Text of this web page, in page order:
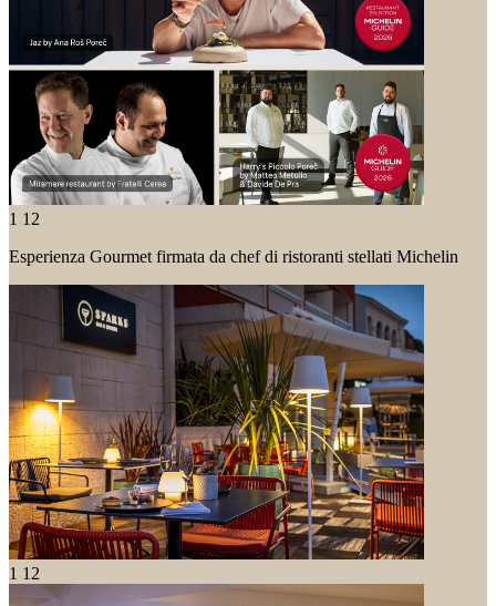
1 12
Esperienza Gourmet firmata da chef di ristoranti stellati Michelin
1 12